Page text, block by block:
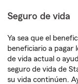
Seguro de vida
Ya sea que el
beneficiario a pagar
de vida actual o
seguro de vida de
su vida continúen.